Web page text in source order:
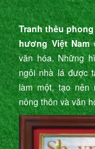
Tranh thêu
hương Việt Nam
văn hóa. Những
ngôi nhà lá được
làm một, tạo nên
nông thôn và văn